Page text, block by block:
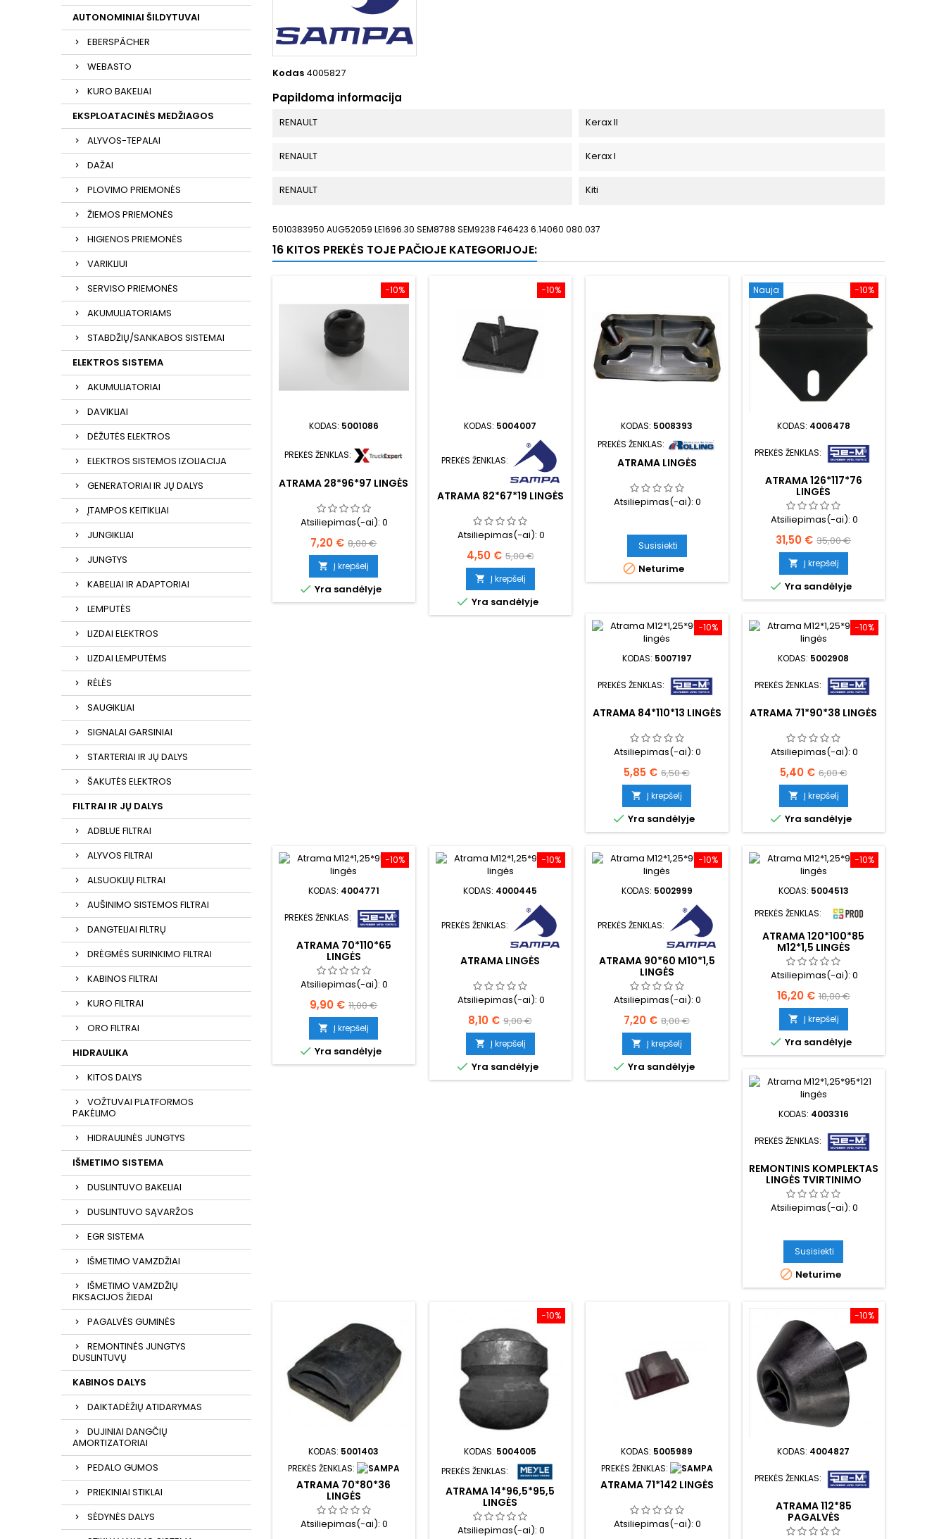
AUTONOMINIAI ŠILDYTUVAI
EBERSPÄCHER
WEBASTO
KURO BAKELIAI
EKSPLOATACINĖS MEDŽIAGOS
ALYVOS-TEPALAI
DAŽAI
PLOVIMO PRIEMONĖS
ŽIEMOS PRIEMONĖS
HIGIENOS PRIEMONĖS
VARIKLIUI
SERVISO PRIEMONĖS
AKUMULIATORIAMS
STABDŽIŲ/SANKABOS SISTEMAI
ELEKTROS SISTEMA
AKUMULIATORIAI
DAVIKLIAI
DĖŽUTĖS ELEKTROS
ELEKTROS SISTEMOS IZOLIACIJA
GENERATORIAI IR JŲ DALYS
ĮTAMPOS KEITIKLIAI
JUNGIKLIAI
JUNGTYS
KABELIAI IR ADAPTORIAI
LEMPUTĖS
LIZDAI ELEKTROS
LIZDAI LEMPUTĖMS
RĖLĖS
SAUGIKLIAI
SIGNALAI GARSINIAI
STARTERIAI IR JŲ DALYS
ŠAKUTĖS ELEKTROS
FILTRAI IR JŲ DALYS
ADBLUE FILTRAI
ALYVOS FILTRAI
ALSUOKLIŲ FILTRAI
AUŠINIMO SISTEMOS FILTRAI
DANGTELIAI FILTRŲ
DRĖGMĖS SURINKIMO FILTRAI
KABINOS FILTRAI
KURO FILTRAI
ORO FILTRAI
HIDRAULIKA
KITOS DALYS
VOŽTUVAI PLATFORMOS
PAKĖLIMO
HIDRAULINĖS JUNGTYS
IŠMETIMO SISTEMA
DUSLINTUVO BAKELIAI
DUSLINTUVO SĄVARŽOS
EGR SISTEMA
IŠMETIMO VAMZDŽIAI
IŠMETIMO VAMZDŽIŲ
FIKSACIJOS ŽIEDAI
PAGALVĖS GUMINĖS
REMONTINĖS JUNGTYS
DUSLINTUVŲ
KABINOS DALYS
DAIKTADĖŽIŲ ATIDARYMAS
DUJINIAI DANGČIŲ
AMORTIZATORIAI
PEDALO GUMOS
PRIEKINIAI STIKLAI
SĖDYNĖS DALYS
Kodas 4005827
Papildoma informacija
RENAULT Kerax II
RENAULT Kerax I
RENAULT Kiti
5010383950 AUG52059 LE1696.30 SEM8788 SEM9238 F46423 6.14060 080.037
16 KITOS PREKĖS TOJE PAČIOJE KATEGORIJOJE:
−10%
KODAS: 5001086
PREKĖS ŽENKLAS:
ATRAMA 28*96*97 LINGĖS
Atsiliepimas(-ai):0
Kaina
7,20 € Bazinė
kaina
8,00 €
 Į krepšelį
 Yra sandėlyje
−10%
KODAS: 5004007
PREKĖS ŽENKLAS:
ATRAMA 82*67*19 LINGĖS
Atsiliepimas(-ai): 0
Kaina
4,50 € Bazinė
kaina
5,00 €
 Į krepšelį
 Yra sandėlyje
KODAS: 5008393
PREKĖS ŽENKLAS:
ATRAMA LINGĖS
Atsiliepimas(-ai):0
Susisiekti
 Neturime
−10%
Nauja
KODAS: 4006478
PREKĖS ŽENKLAS:
ATRAMA 126*117*76
LINGĖS
Atsiliepimas(-ai): 0
Kaina
31,50 € Bazinė
kaina
35,00 €
 Į krepšelį
 Yra sandėlyje
−10%
KODAS: 5007197
PREKĖS ŽENKLAS:
ATRAMA 84*110*13 LINGĖS
Atsiliepimas(-ai):0
Kaina
5,85 € Bazinė
kaina
6,50 €
 Į krepšelį
 Yra sandėlyje
−10%
KODAS: 5002908
PREKĖS ŽENKLAS:
ATRAMA 71*90*38 LINGĖS
Atsiliepimas(-ai): 0
Kaina
5,40 € Bazinė
kaina
6,00 €
 Į krepšelį
 Yra sandėlyje
−10%
KODAS: 4004771
PREKĖS ŽENKLAS:
ATRAMA 70*110*65
LINGĖS
Atsiliepimas(-ai):0
Kaina
9,90 € Bazinė
kaina
11,00 €
 Į krepšelį
 Yra sandėlyje
−10%
KODAS: 4000445
PREKĖS ŽENKLAS:
ATRAMA LINGĖS
Atsiliepimas(-ai): 0
Kaina
8,10 € Bazinė
kaina
9,00 €
 Į krepšelį
 Yra sandėlyje
−10%
KODAS: 5002999
PREKĖS ŽENKLAS:
ATRAMA 90*60 M10*1,5
LINGĖS
Atsiliepimas(-ai):0
Kaina
7,20 € Bazinė
kaina
8,00 €
 Į krepšelį
 Yra sandėlyje
−10%
KODAS: 5004513
PREKĖS ŽENKLAS:
ATRAMA 120*100*85
M12*1,5 LINGĖS
Atsiliepimas(-ai): 0
Kaina
16,20 € Bazinė
kaina
18,00 €
 Į krepšelį
 Yra sandėlyje
KODAS: 4003316
PREKĖS ŽENKLAS:
REMONTINIS KOMPLEKTAS
LINGĖS TVIRTINIMO
Atsiliepimas(-ai): 0
Susisiekti
 Neturime
KODAS: 5001403
PREKĖS ŽENKLAS:
ATRAMA 70*80*36
LINGĖS
Atsiliepimas(-ai):0
−10%
KODAS: 5004005
PREKĖS ŽENKLAS:
ATRAMA 14*96,5*95,5
LINGĖS
Atsiliepimas(-ai): 0
KODAS: 5005989
PREKĖS ŽENKLAS:
ATRAMA 71*142 LINGĖS
Atsiliepimas(-ai):0
−10%
KODAS: 4004827
PREKĖS ŽENKLAS:
ATRAMA 112*85
PAGALVĖS